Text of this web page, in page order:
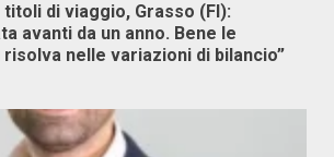
titoli di viaggio, Grasso (FI):
avanti da un anno. Bene le
nelle variazioni di bilancio”